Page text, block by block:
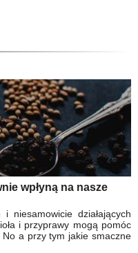
wpłyną na nasze
niesamowicie działających
i przyprawy mogą pomóc
a przy tym jakie smaczne